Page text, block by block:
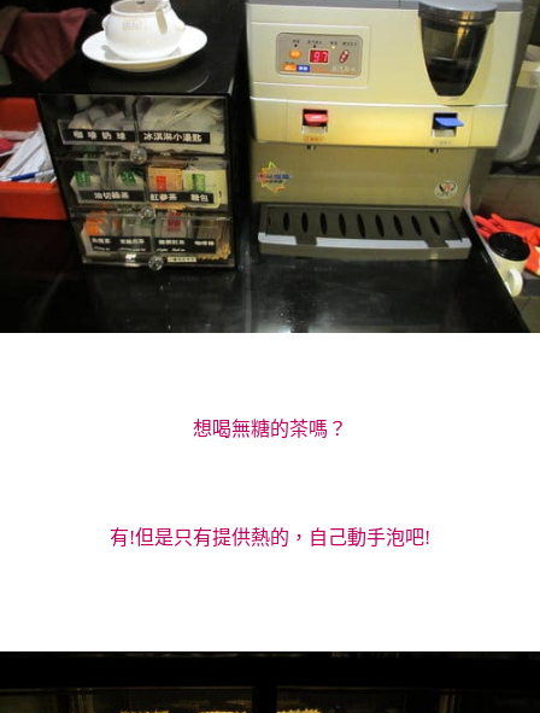
想喝無糖的茶嗎？
有!但是只有提供熱的，自己動手泡吧!